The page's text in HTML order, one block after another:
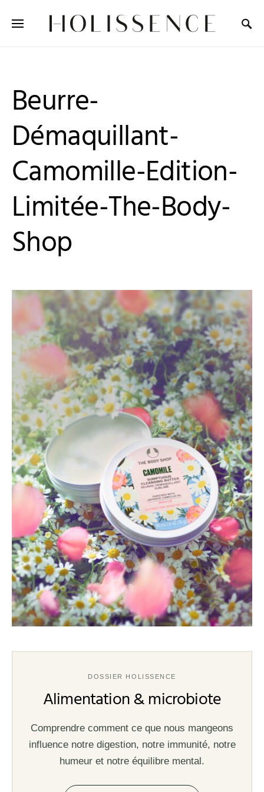
Beurre-
Démaquillant-
Camomille-Edition-
Limitée-The-Body-
Shop
DOSSIER HOLISSENCE
Alimentation & microbiote
Comprendre comment ce que nous mangeons
influence notre digestion, notre immunité, notre
humeur et notre équilibre mental.